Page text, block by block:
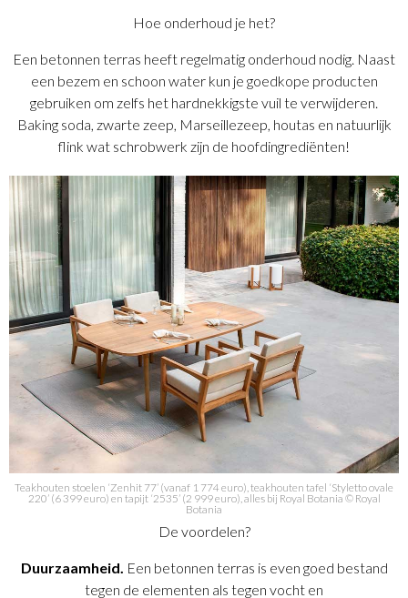
Hoe onderhoud je het?
Een betonnen terras heeft regelmatig onderhoud nodig. Naast
een bezem en schoon water kun je goedkope producten
gebruiken om zelfs het hardnekkigste vuil te verwijderen.
Baking soda, zwarte zeep, Marseillezeep, houtas en natuurlijk
flink wat schrobwerk zijn de hoofdingrediënten!
Teakhouten stoelen ‘Zenhit 77’ (vanaf 1 774 euro), teakhouten tafel ‘Styletto ovale
220’ (6 399 euro) en tapijt ‘2535’ (2 999 euro), alles bij Royal Botania © Royal
Botania
De voordelen?
Duurzaamheid. Een betonnen terras is even goed bestand
tegen de elementen als tegen vocht en